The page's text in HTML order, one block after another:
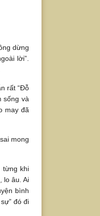
dừng
lời”.
rất “Đỗ
sống và
may đã
mong
từng khi
lo âu. Ai
bình
đó đi